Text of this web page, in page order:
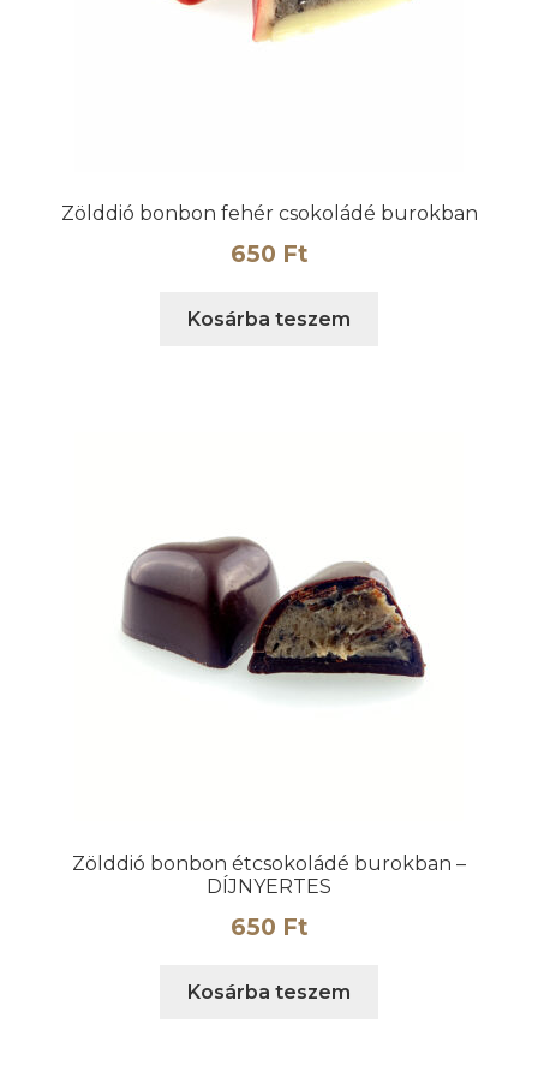
Zölddió bonbon fehér csokoládé burokban
650 Ft
Kosárba teszem
Zölddió bonbon étcsokoládé burokban –
DÍJNYERTES
650 Ft
Kosárba teszem